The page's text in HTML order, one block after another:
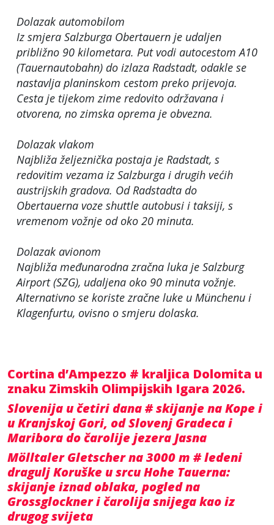
Dolazak automobilom
Iz smjera Salzburga Obertauern je udaljen
približno 90 kilometara. Put vodi autocestom A10
(Tauernautobahn) do izlaza Radstadt, odakle se
nastavlja planinskom cestom preko prijevoja.
Cesta je tijekom zime redovito održavana i
otvorena, no zimska oprema je obvezna.
Dolazak vlakom
Najbliža željeznička postaja je Radstadt, s
redovitim vezama iz Salzburga i drugih većih
austrijskih gradova. Od Radstadta do
Obertauerna voze shuttle autobusi i taksiji, s
vremenom vožnje od oko 20 minuta.
Dolazak avionom
Najbliža međunarodna zračna luka je Salzburg
Airport (SZG), udaljena oko 90 minuta vožnje.
Alternativno se koriste zračne luke u Münchenu i
Klagenfurtu, ovisno o smjeru dolaska.
Cortina d’Ampezzo # kraljica Dolomita u
znaku Zimskih Olimpijskih Igara 2026.
Slovenija u četiri dana # skijanje na Kope i
u Kranjskoj Gori, od Slovenj Gradeca i
Maribora do čarolije jezera Jasna
Mölltaler Gletscher na 3000 m # ledeni
dragulj Koruške u srcu Hohe Tauerna:
skijanje iznad oblaka, pogled na
Grossglockner i čarolija snijega kao iz
drugog svijeta